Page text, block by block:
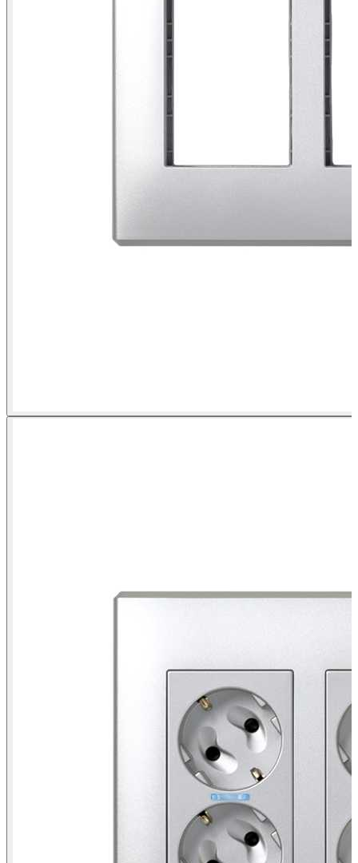
Cadre mural et support de cadre pour 3 modules doubles aluminium